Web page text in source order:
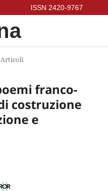
Articoli
franco-
costruzione
e